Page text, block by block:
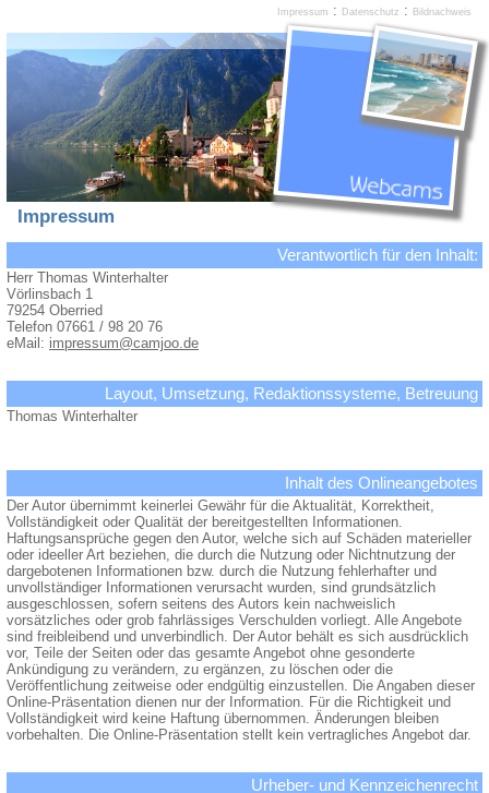
Impressum
Verantwortlich für den Inhalt:
Herr Thomas Winterhalter
Vörlinsbach 1
79254 Oberried
Telefon 07661 / 98 20 76
eMail: impressum@camjoo.de
Layout, Umsetzung, Redaktionssysteme, Betreuung
Thomas Winterhalter
Inhalt des Onlineangebotes
Der Autor übernimmt keinerlei Gewähr für die Aktualität, Korrektheit,
Vollständigkeit oder Qualität der bereitgestellten Informationen.
Haftungsansprüche gegen den Autor, welche sich auf Schäden materieller
oder ideeller Art beziehen, die durch die Nutzung oder Nichtnutzung der
dargebotenen Informationen bzw. durch die Nutzung fehlerhafter und
unvollständiger Informationen verursacht wurden, sind grundsätzlich
ausgeschlossen, sofern seitens des Autors kein nachweislich
vorsätzliches oder grob fahrlässiges Verschulden vorliegt. Alle Angebote
sind freibleibend und unverbindlich. Der Autor behält es sich ausdrücklich
vor, Teile der Seiten oder das gesamte Angebot ohne gesonderte
Ankündigung zu verändern, zu ergänzen, zu löschen oder die
Veröffentlichung zeitweise oder endgültig einzustellen. Die Angaben dieser
Online-Präsentation dienen nur der Information. Für die Richtigkeit und
Vollständigkeit wird keine Haftung übernommen. Änderungen bleiben
vorbehalten. Die Online-Präsentation stellt kein vertragliches Angebot dar.
Urheber- und Kennzeichenrecht
Impressum : Datenschutz : Bildnachweis